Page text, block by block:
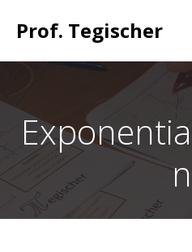
Prof. Tegischer
n